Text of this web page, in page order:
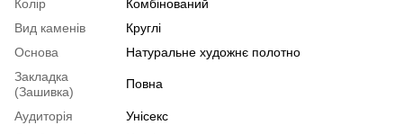
Колір
Комбінований
Вид каменів
Круглі
Основа
Натуральне художнє полотно
Закладка
(Зашивка)
Повна
Аудиторія
Унісекс